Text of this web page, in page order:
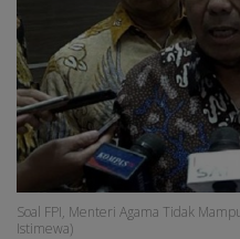
Soal FPI, Menteri Agama Tidak
Istimewa)